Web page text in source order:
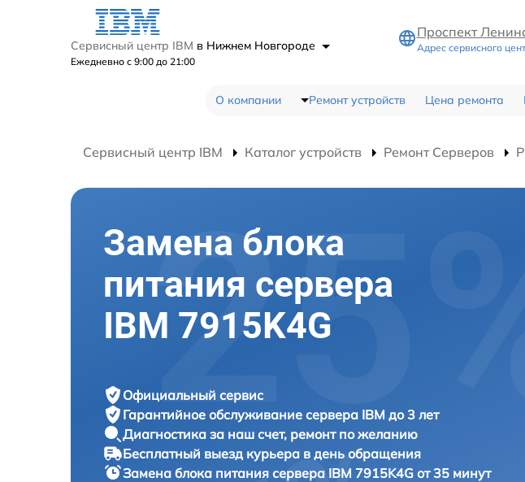
Сервисный центр IBM в Нижнем Новгороде
Ежедневно с 9:00 до 21:00
Проспект
Адрес сервисного
О компании Ремонт устройств Цена ремонта
Сервисный центр IBM Каталог устройств Ремонт Серверов
Замена блока
питания сервера
IBM 7915K4G
Официальный сервис
Гарантийное обслуживание сервера IBM до 3 лет
Диагностика за наш счет, ремонт по желанию
Бесплатный выезд курьера в день обращения
Замена блока питания сервера IBM 7915K4G от 35 минут